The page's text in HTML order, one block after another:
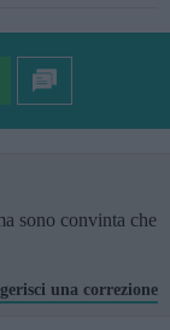
sono convinta che
una correzione